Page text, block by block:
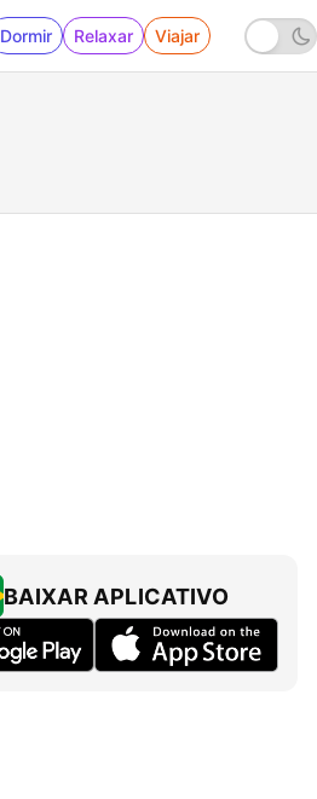
Dormir Relaxar Viajar
BAIXAR APLICATIVO